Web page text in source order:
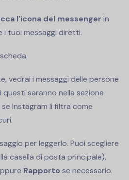
l'icona del messenger in
tuoi messaggi diretti.
vedrai i messaggi delle persone
questi saranno nella sezione
se Instagram li filtra come
per leggerlo. Puoi scegliere
casella di posta principale),
Rapporto se necessario.